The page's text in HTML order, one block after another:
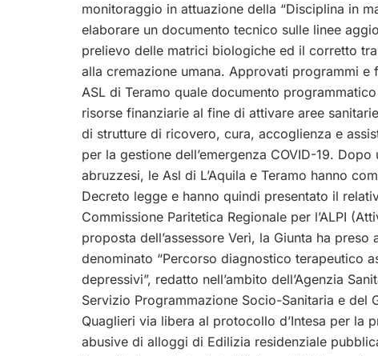
monitoraggio in attuazione della “Disciplina in
elaborare un documento tecnico sulle linee
prelievo delle matrici biologiche ed il corretto
alla cremazione umana. Approvati programmi e
ASL di Teramo quale documento
risorse finanziarie al fine di attivare aree
di strutture di ricovero, cura, accoglienza e
per la gestione dell’emergenza COVID-19.
abruzzesi, le Asl di L’Aquila e Teramo hanno
Decreto legge e hanno quindi presentato il
Commissione Paritetica Regionale per l’ALPI
proposta dell’assessore Verì, la Giunta ha
denominato “Percorso diagnostico terapeutico
depressivi”, redatto nell’ambito dell’Agenzia
Servizio Programmazione Socio-Sanitaria e del
Quaglieri via libera al protocollo d’Intesa per la
abusive di alloggi di Edilizia residenziale